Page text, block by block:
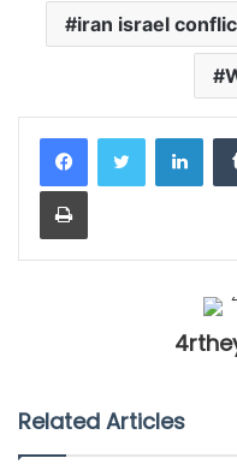
iran israel
Print
Related Articles